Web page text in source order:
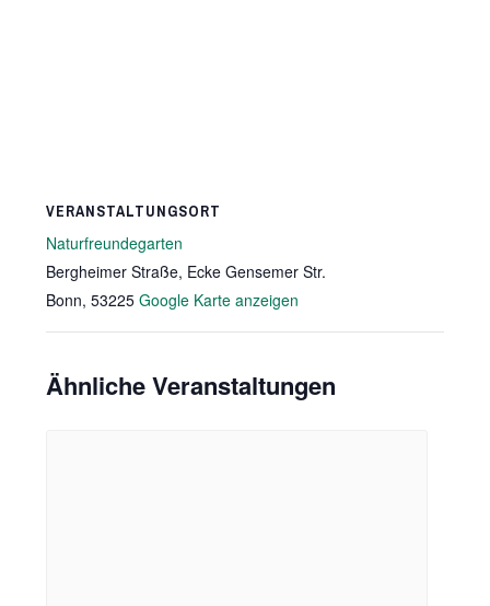
VERANSTALTUNGSORT
Naturfreundegarten
Bergheimer Straße, Ecke Gensemer Str.
Bonn, 53225 Google Karte anzeigen
Ähnliche Veranstaltungen